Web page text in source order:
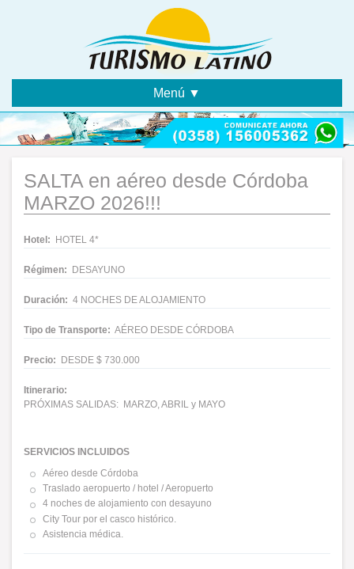
Menú ▼
SALTA en aéreo desde Córdoba
MARZO 2026!!!
Hotel: HOTEL 4*
Régimen: DESAYUNO
Duración: 4 NOCHES DE ALOJAMIENTO
Tipo de Transporte: AÉREO DESDE CÓRDOBA
Precio: DESDE $ 730.000
Itinerario:
PRÓXIMAS SALIDAS: MARZO, ABRIL y MAYO
SERVICIOS INCLUIDOS
Aéreo desde Córdoba
Traslado aeropuerto / hotel / Aeropuerto
4 noches de alojamiento con desayuno
City Tour por el casco histórico.
Asistencia médica.